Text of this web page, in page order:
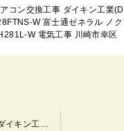
コン交換工事 ダイキン工業
W 富士通ゼネラル ノ
W 電気工事 川崎市幸区
エアコン交換工事 ダイキン工業(DAIKIN) F28FTNS-W 富士通ゼネラル ノクリア AS-AH281L-W 電気工事 川崎市幸区